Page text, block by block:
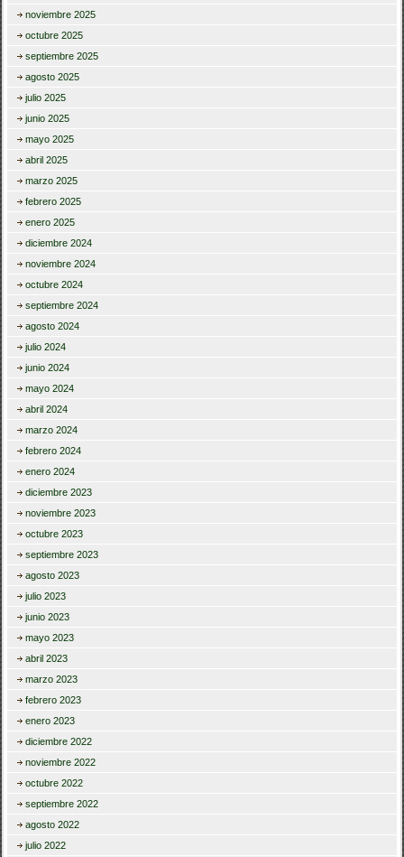
noviembre 2025
octubre 2025
septiembre 2025
agosto 2025
julio 2025
junio 2025
mayo 2025
abril 2025
marzo 2025
febrero 2025
enero 2025
diciembre 2024
noviembre 2024
octubre 2024
septiembre 2024
agosto 2024
julio 2024
junio 2024
mayo 2024
abril 2024
marzo 2024
febrero 2024
enero 2024
diciembre 2023
noviembre 2023
octubre 2023
septiembre 2023
agosto 2023
julio 2023
junio 2023
mayo 2023
abril 2023
marzo 2023
febrero 2023
enero 2023
diciembre 2022
noviembre 2022
octubre 2022
septiembre 2022
agosto 2022
julio 2022